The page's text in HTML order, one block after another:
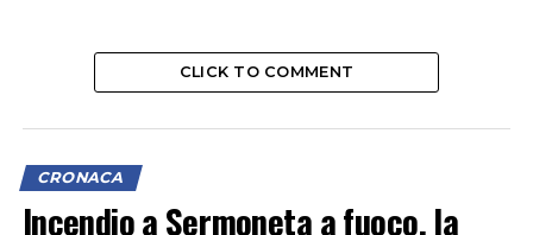
CLICK TO COMMENT
CRONACA
Incendio a Sermoneta a fuoco, la